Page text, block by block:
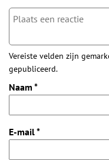
Vereiste velden zijn
gepubliceerd.
Naam *
E-mail*